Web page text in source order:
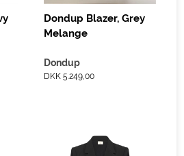
Dondup Blazer, Grey
Melange
Dondup
DKK 5.249,00